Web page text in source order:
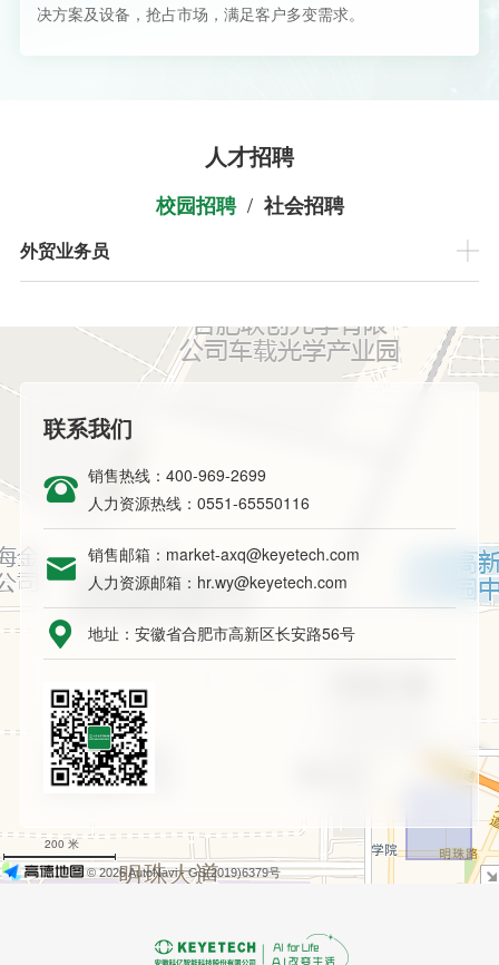
决方案及设备，抢占市场，满足客户多变需求。
人才招聘
校园招聘 / 社会招聘
外贸业务员
+
−
200 米
© 2026 AutoNavi- GS(2019)6379号
联系我们
销售热线：400-969-2699
人力资源热线：0551-65550116
销售邮箱：market-axq@keyetech.com
人力资源邮箱：hr.wy@keyetech.com
地址：安徽省合肥市高新区长安路56号